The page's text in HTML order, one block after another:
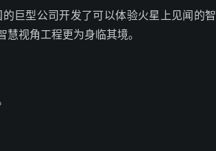
巨型公司开发了可以体验火星上见闻的智
视角工程更为身临其境。